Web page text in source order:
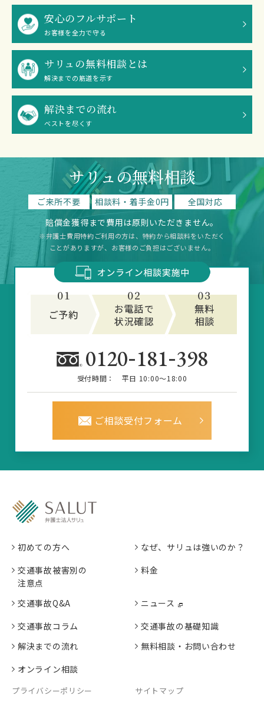
安心のフルサポート
お客様を全力で守る
サリュの無料相談とは
解決までの筋道を示す
解決までの流れ
ベストを尽くす
サリュの無料相談
ご来所不要 相談料・着手金0円
全国対応
賠償金獲得まで費用は原則いただきません。
※弁護士費用特約ご利用の方は、特約から相談料をいただく
ことがありますが、お客様のご負担はございません。
0120-181-398
受付時間： 平日 10:00～18:00
ご相談受付フォーム
初めての方へ
なぜ、サリュは強いのか？
交通事故被害別の
注意点
料金
交通事故Q&A
ニュース
交通事故コラム
交通事故の基礎知識
解決までの流れ
無料相談・お問い合わせ
オンライン相談
プライバシーポリシー サイトマップ